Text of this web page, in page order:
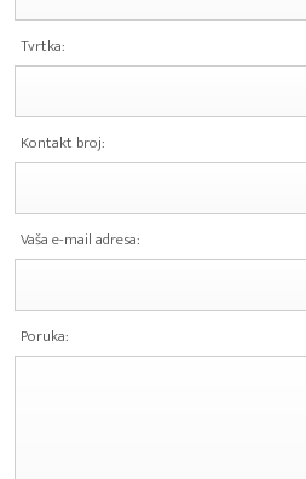
Tvrtka:
Kontakt broj:
Vaša e-mail adresa:
Poruka: